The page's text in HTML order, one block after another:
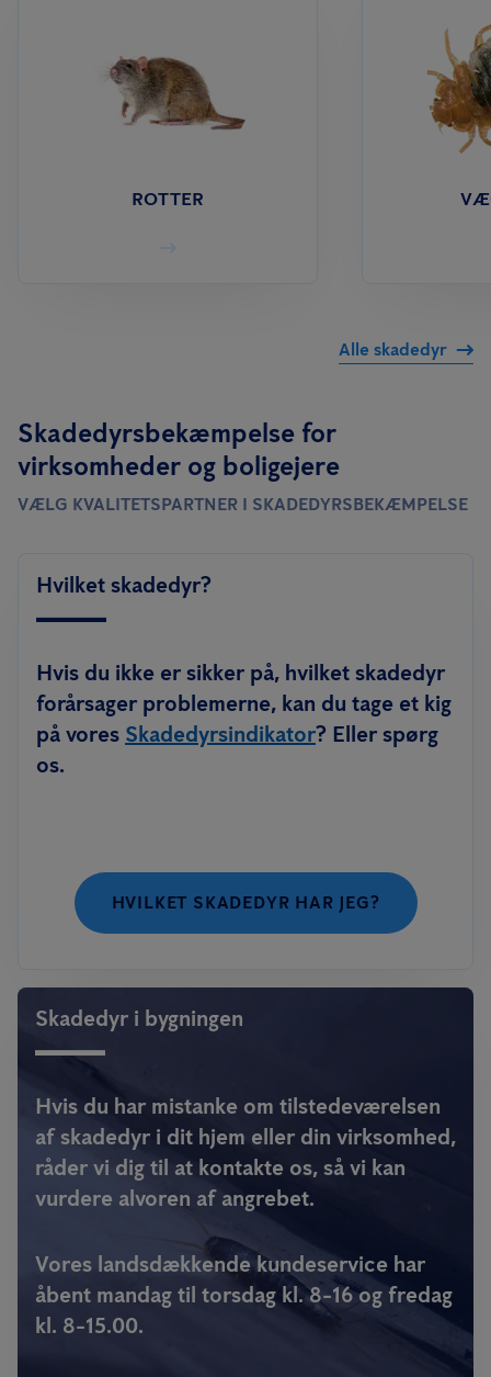
ROTTER
Alle skadedyr
Skadedyrsbekæmpelse for
virksomheder og boligejere
VÆLG KVALITETSPARTNER I SKADEDYRSBEKÆMPELSE
Hvilket skadedyr?
Hvis du ikke er sikker på, hvilket skadedyr
forårsager problemerne, kan du tage et kig
på vores Skadedyrsindikator? Eller spørg
os.
HVILKET SKADEDYR HAR JEG?
Skadedyr i bygningen
Hvis du har mistanke om tilstedeværelsen
af skadedyr i dit hjem eller din virksomhed,
råder vi dig til at kontakte os, så vi kan
vurdere alvoren af angrebet.
Vores landsdækkende kundeservice har
åbent mandag til torsdag kl. 8-16 og fredag
kl. 8-15.00.